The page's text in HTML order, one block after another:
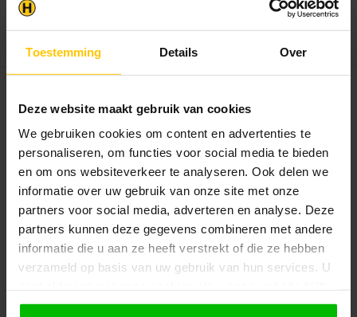
Toestemming Details Over
Deze website maakt gebruik van cookies
We gebruiken cookies om content en advertenties te
personaliseren, om functies voor social media te bieden
en om ons websiteverkeer te analyseren. Ook delen we
informatie over uw gebruik van onze site met onze
partners voor social media, adverteren en analyse. Deze
partners kunnen deze gegevens combineren met andere
informatie die u aan ze heeft verstrekt of die ze hebben
verzameld op basis van uw gebruik van hun services. U
gebruiken.
besteld, dezelfde dag verstuurd!
Bekijken
PuraFix Clips | Onzichtbare
Montage Composiet
Vlonderplanken
Materiaal :
RVS, zwart afgewerkt
Toepassing
Composiet vlonder
Verkrijgbaar
in:
50 | 100stuks
Deze PuraFix Clips zijn geschikt voor
onzichtbare montage van composi...
€29,95 €25,95